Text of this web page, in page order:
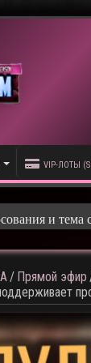
VIP-ЛОТЫ
и
/ Прямой эфир